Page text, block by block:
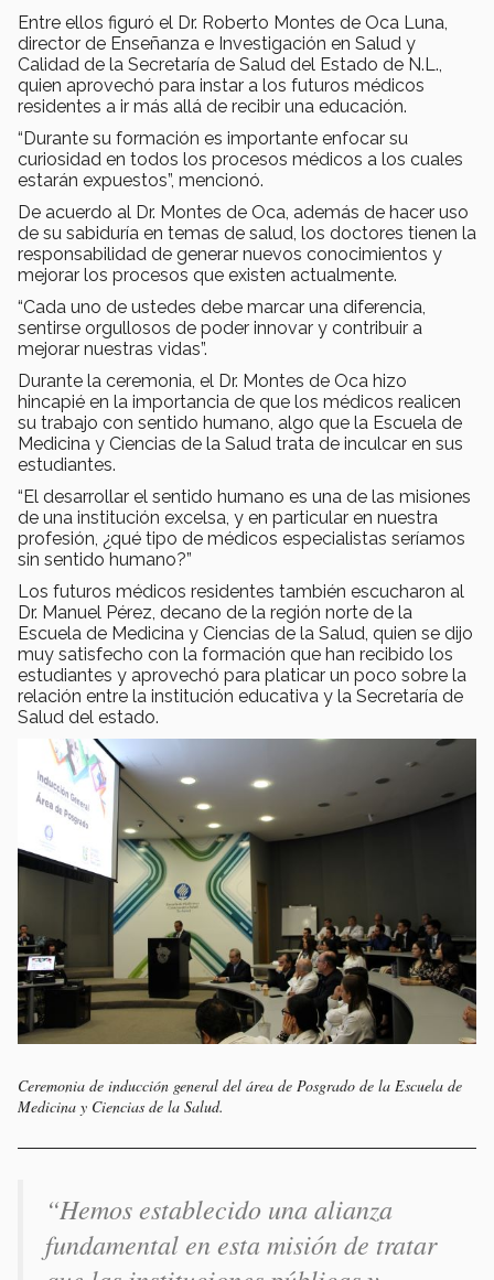
Entre ellos figuró el Dr. Roberto Montes de Oca Luna,
director de Enseñanza e Investigación en Salud y
Calidad de la Secretaría de Salud del Estado de N.L.,
quien aprovechó para instar a los futuros médicos
residentes a ir más allá de recibir una educación.
“Durante su formación es importante enfocar su
curiosidad en todos los procesos médicos a los cuales
estarán expuestos”, mencionó.
De acuerdo al Dr. Montes de Oca, además de hacer uso
de su sabiduría en temas de salud, los doctores tienen la
responsabilidad de generar nuevos conocimientos y
mejorar los procesos que existen actualmente.
“Cada uno de ustedes debe marcar una diferencia,
sentirse orgullosos de poder innovar y contribuir a
mejorar nuestras vidas”.
Durante la ceremonia, el Dr. Montes de Oca hizo
hincapié en la importancia de que los médicos realicen
su trabajo con sentido humano, algo que la Escuela de
Medicina y Ciencias de la Salud trata de inculcar en sus
estudiantes.
“El desarrollar el sentido humano es una de las misiones
de una institución excelsa, y en particular en nuestra
profesión, ¿qué tipo de médicos especialistas seríamos
sin sentido humano?”
Los futuros médicos residentes también escucharon al
Dr. Manuel Pérez, decano de la región norte de la
Escuela de Medicina y Ciencias de la Salud, quien se dijo
muy satisfecho con la formación que han recibido los
estudiantes y aprovechó para platicar un poco sobre la
relación entre la institución educativa y la Secretaría de
Salud del estado.
Ceremonia de inducción general del área de Posgrado de la Escuela de
Medicina y Ciencias de la Salud.
“Hemos establecido una alianza
fundamental en esta misión de tratar